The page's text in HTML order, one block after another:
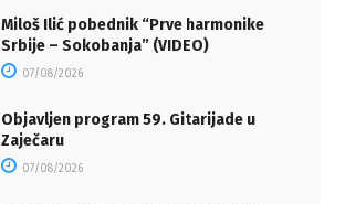
Miloš Ilić pobednik “Prve harmonike
Srbije – Sokobanja” (VIDEO)
07/08/2026
Objavljen program 59. Gitarijade u
Zaječaru
07/08/2026